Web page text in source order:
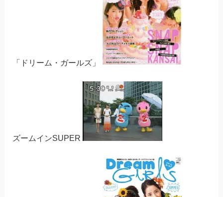
「ドリーム・ガールズ」
ズームインSUPER